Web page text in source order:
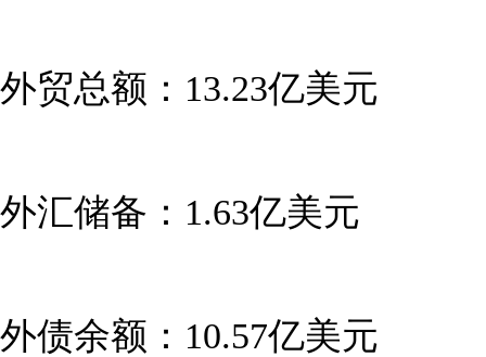
外贸总额：13.23亿美元
外汇储备：1.63亿美元
外债余额：10.57亿美元